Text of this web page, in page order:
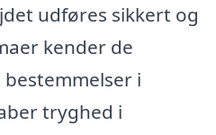
udføres sikkert og
kender de
i
tryghed i